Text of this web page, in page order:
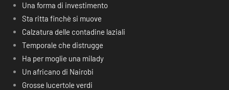
Una forma di investimento
Sta ritta finchè si muove
Calzatura delle contadine laziali
Temporale che distrugge
Ha per moglie una milady
Un africano di Nairobi
Grosse lucertole verdi